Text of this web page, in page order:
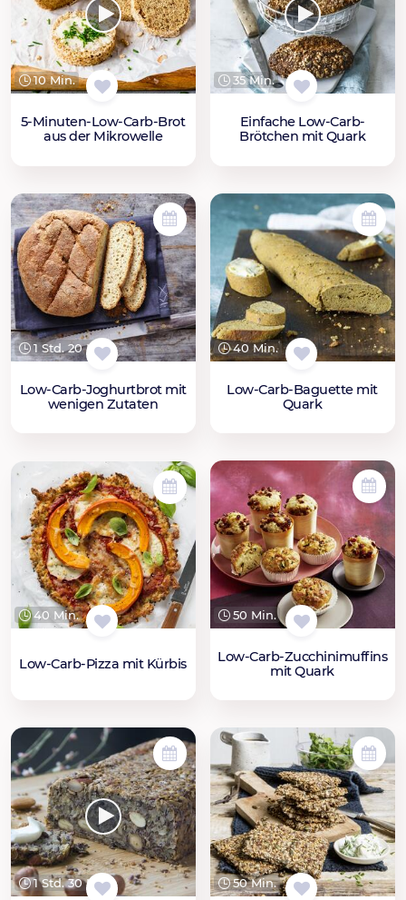
10 Min.
5-Minuten-Low-Carb-Brot
aus der Mikrowelle
35 Min.
Einfache Low-Carb-
Brötchen mit Quark
1 Std. 20 Min.
Low-Carb-Joghurtbrot mit
wenigen Zutaten
40 Min.
Low-Carb-Baguette mit
Quark
40 Min.
Low-Carb-Pizza mit Kürbis
50 Min.
Low-Carb-Zucchinimuffins
mit Quark
1 Std. 30 Min. 50 Min.